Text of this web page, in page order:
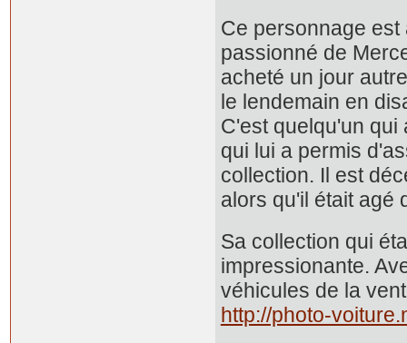
Ce personnage
passionné de
acheté un jour
le lendemain en
C'est quelqu'un
qui lui a permis
collection. Il est
alors qu'il était agé
Sa collection qui
impressionante.
véhicules de la
http://photo-